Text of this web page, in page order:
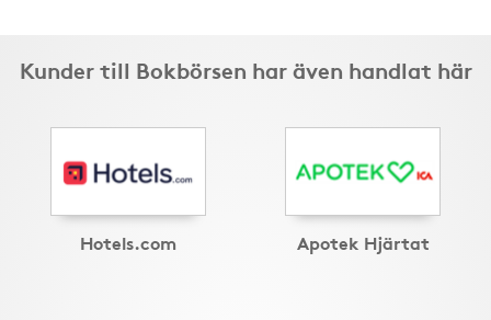
Kunder till Bokbörsen har även handlat här
Hotels.com Apotek Hjärtat